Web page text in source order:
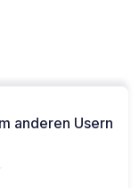
anderen Usern